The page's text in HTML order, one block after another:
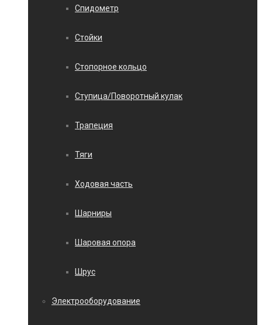
Спидометр
Стойки
Стопорное кольцо
Ступица/Поворотный кулак
Трапеция
Тяги
Ходовая часть
Шарниры
Шаровая опора
Шрус
Электрооборудование